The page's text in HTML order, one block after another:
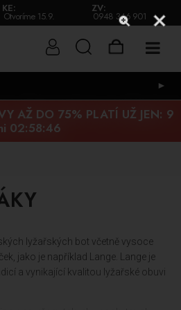
KE:
Otvoríme 15.9.
ZV:
0948 346 901
►
AŽ DO 75% PLATÍ UŽ JEN: 9
02:58:45
lyžařských bot včetně vysoce
jako je například Lange. Lange je
a vynikající kvalitou lyžařské obuvi